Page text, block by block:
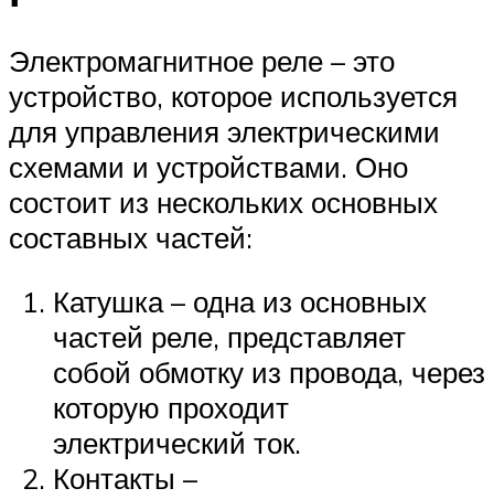
Электромагнитное реле – это
устройство, которое используется
для управления электрическими
схемами и устройствами. Оно
состоит из нескольких основных
составных частей:
Катушка – одна из основных
частей реле, представляет
собой обмотку из провода, через
которую проходит
электрический ток.
Контакты –